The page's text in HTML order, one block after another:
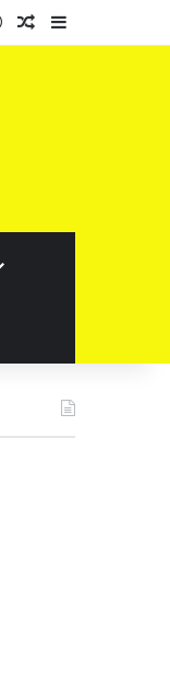
Log InRandom Article